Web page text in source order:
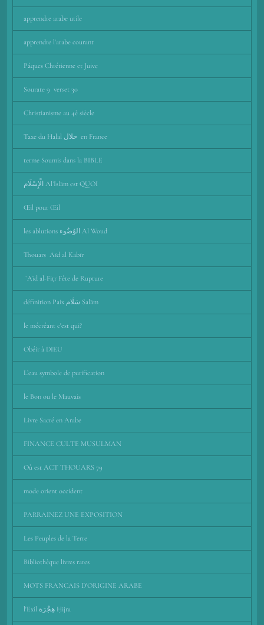
apprendre arabe utile
apprendre l'arabe courant
Pâques Chrétienne et Juive
Sourate 9 verset 30
Christianisme au 4è siècle
Taxe du Halal حلال en France
terme Soumis dans la BIBLE
الْإِسْلَام AlʾIslām est QUOI
Œil pour Œil
les ablutions الوُضُوء Al Woud
Thouars Aïd al Kabīr
‎ ʻAïd al-Fiṭr Fête de Rupture
définition Paix سَلَام Salām
le mécréant c'est qui?
Obéir à DIEU
L’eau symbole de purification
le Bon ou le Mauvais
Livre Sacré en Arabe
FINANCE CULTE MUSULMAN
Où est ACT THOUARS 79
mode orient occident
PARRAINEZ UNE EXPOSITION
Les Peuples de la Terre
Bibliothèque livres rares
MOTS FRANCAIS D'ORIGINE ARABE
l'Exil هِجْرَة Ḥijra